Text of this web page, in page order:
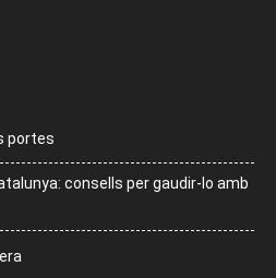
portes
consells per gaudir-lo amb